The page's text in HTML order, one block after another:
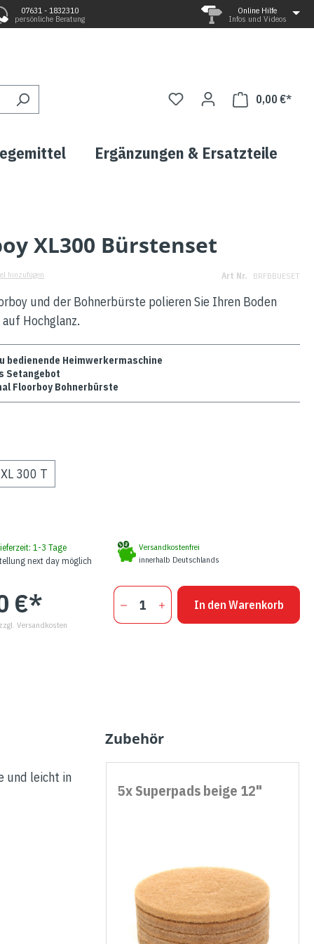
07631 - 1832310
persönliche Beratung
Online Hilfe
Infos und Videos
0,00 €*
Ergänzungen & Ersatzteile
XL300 Bürstenset
hinzufügen Art Nr. BRFBBUESET
und der Bohnerbürste polieren Sie Ihren Boden
Hochglanz.
bedienende Heimwerkermaschine
Setangebot
Floorboy Bohnerbürste
XL 300 T
1-3 Tage
next day möglich
Versandkostenfrei
innerhalb Deutschlands
€*
Versandkosten
In den Warenkorb
und leicht in
Zubehör
5x Superpads beige 12"